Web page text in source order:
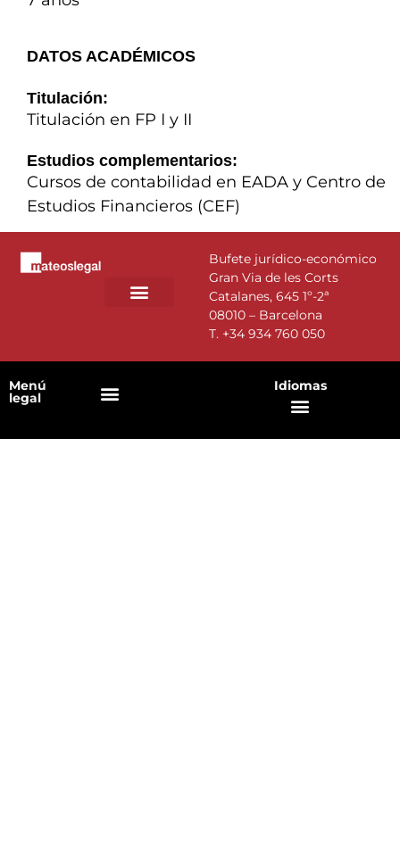
DATOS ACADÉMICOS
Titulación:
Titulación en FP I y II
Estudios complementarios:
Cursos de contabilidad en EADA y Centro de
Estudios Financieros (CEF)
Bufete jurídico-económico
Gran Via de les Corts
Catalanes, 645 1º-2ª
08010 – Barcelona
T. +34 934 760 050
Menú
legal
Idiomas